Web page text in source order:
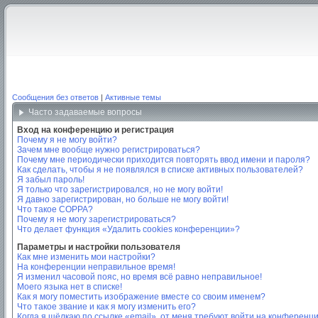
Сообщения без ответов | Активные темы
Часто задаваемые вопросы
Вход на конференцию и регистрация
Почему я не могу войти?
Зачем мне вообще нужно регистрироваться?
Почему мне периодически приходится повторять ввод имени и пароля?
Как сделать, чтобы я не появлялся в списке активных пользователей?
Я забыл пароль!
Я только что зарегистрировался, но не могу войти!
Я давно зарегистрирован, но больше не могу войти!
Что такое COPPA?
Почему я не могу зарегистрироваться?
Что делает функция «Удалить cookies конференции»?
Параметры и настройки пользователя
Как мне изменить мои настройки?
На конференции неправильное время!
Я изменил часовой пояс, но время всё равно неправильное!
Моего языка нет в списке!
Как я могу поместить изображение вместе со своим именем?
Что такое звание и как я могу изменить его?